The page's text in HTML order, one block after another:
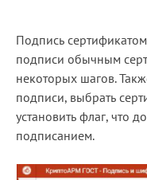
Подпись
подписи обычным
некоторых шагов.
подписи, выбрать
установить флаг, что
подписанием.